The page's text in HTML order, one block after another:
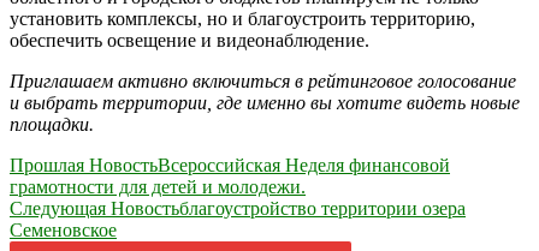
установить комплексы, но и благоустроить территорию,
обеспечить освещение и видеонаблюдение.
Приглашаем активно включиться в рейтинговое голосование
и выбрать территории, где именно вы хотите видеть новые
площадки.
Навигация
по
записям
Прошлая НовостьВсероссийская Неделя финансовой
грамотности для детей и молодежи.
Следующая Новостьблагоустройство территории озера
Семеновское